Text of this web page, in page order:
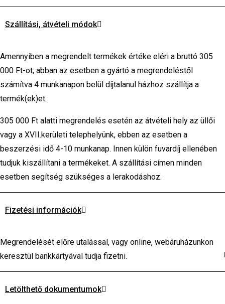
Szállítási, átvételi módok
Amennyiben a megrendelt termékek értéke eléri a bruttó 305
000 Ft-ot, abban az esetben a gyártó a megrendeléstől
számítva 4 munkanapon belül díjtalanul házhoz szállítja a
termék(ek)et.
305 000 Ft alatti megrendelés esetén az átvételi hely az üllői
vagy a XVII.kerületi telephelyünk, ebben az esetben a
beszerzési idő 4-10 munkanap. Innen külön fuvardíj ellenében
tudjuk kiszállítani a termékeket. A szállítási címen minden
esetben segítség szükséges a lerakodáshoz.
Fizetési információk
Megrendelését előre utalással, vagy online, webáruházunkon
keresztül bankkártyával tudja fizetni.
Letölthető dokumentumok